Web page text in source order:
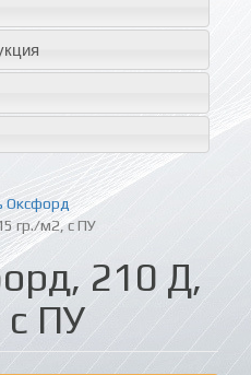
Оксфорд
гр./м2, с ПУ
210 Д,
ПУ